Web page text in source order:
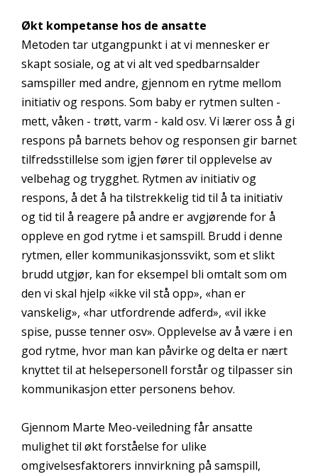
Økt kompetanse hos de ansatte
Metoden tar utgangpunkt i at vi mennesker er
skapt sosiale, og at vi alt ved spedbarnsalder
samspiller med andre, gjennom en rytme mellom
initiativ og respons. Som baby er rytmen sulten -
mett, våken - trøtt, varm - kald osv. Vi lærer oss å gi
respons på barnets behov og responsen gir barnet
tilfredsstillelse som igjen fører til opplevelse av
velbehag og trygghet. Rytmen av initiativ og
respons, å det å ha tilstrekkelig tid til å ta initiativ
og tid til å reagere på andre er avgjørende for å
oppleve en god rytme i et samspill. Brudd i denne
rytmen, eller kommunikasjonssvikt, som et slikt
brudd utgjør, kan for eksempel bli omtalt som om
den vi skal hjelp «ikke vil stå opp», «han er
vanskelig», «har utfordrende adferd», «vil ikke
spise, pusse tenner osv». Opplevelse av å være i en
god rytme, hvor man kan påvirke og delta er nært
knyttet til at helsepersonell forstår og tilpasser sin
kommunikasjon etter personens behov.
Gjennom Marte Meo-veiledning får ansatte
mulighet til økt forståelse for ulike
omgivelsesfaktorers innvirkning på samspill,